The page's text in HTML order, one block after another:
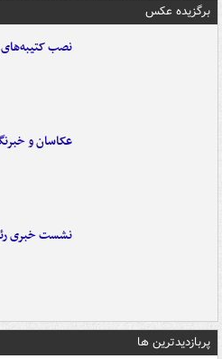
برگزیده عکس
نصب کتیبه‌های
عکاسان و
نشست خبری
پربازدیدترین ها